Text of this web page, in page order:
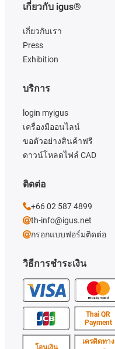
เกี่ยวกับ igus®
เกี่ยวกับเรา
Press
Exhibition
วิธีการชำระเงิน
Thai QR
Payment
โอนเงิน
เครดิตทาง
บริการ
login myigus
เครื่องมืออนไลน์
ขอตัวอย่างสินค้าฟรี
ดาวน์โหลดไฟล์ CAD
ติดต่อ
+66 02 587 4899
th-info@igus.net
กรอกแบบฟอร์มติดต่อ